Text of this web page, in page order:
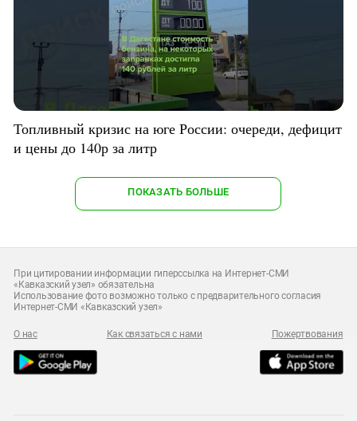
Топливный кризис на юге России: очереди, дефицит
и цены до 140р за литр
ПОКАЗАТЬ БОЛЬШЕ
При цитировании информации гиперссылка на Интернет-СМИ
«Кавказский узел» обязательна
Использование фото возможно только с предварительного согласия
Интернет-СМИ «Кавказский узел»
О нас Как связаться с нами Пожертвования